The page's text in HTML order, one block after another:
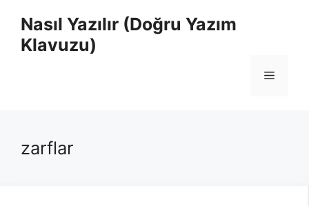
Nasıl Yazılır (Doğru Yazım
Klavuzu)
Menü
zarflar